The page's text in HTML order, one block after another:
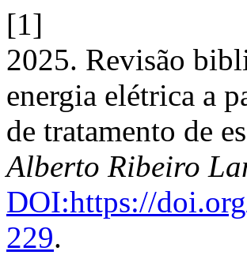
[1]
2025. Revisão
energia elétrica a
de tratamento de
Alberto Ribeiro
DOI:https://
229.